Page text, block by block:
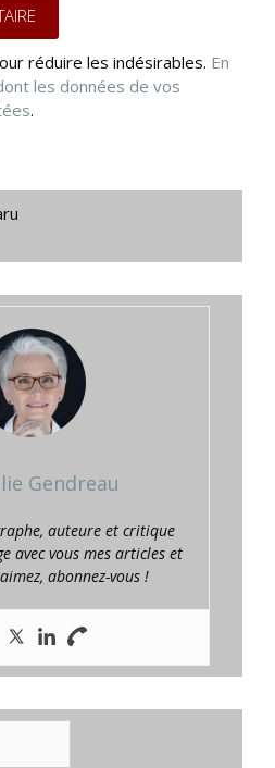
réduire les indésirables. En
les données de vos
.
Gendreau
auteure et critique
avec vous mes articles et
abonnez-vous !